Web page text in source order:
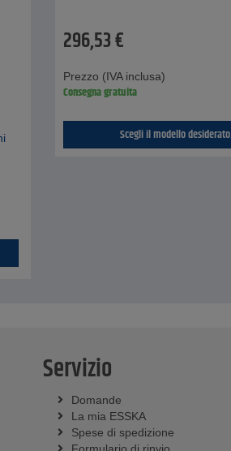
296,53€
Prezzo (IVA inclusa)
Consegna gratuita
Scegli il modello
Servizio
Domande
La mia ESSKA
Spese di spedizione